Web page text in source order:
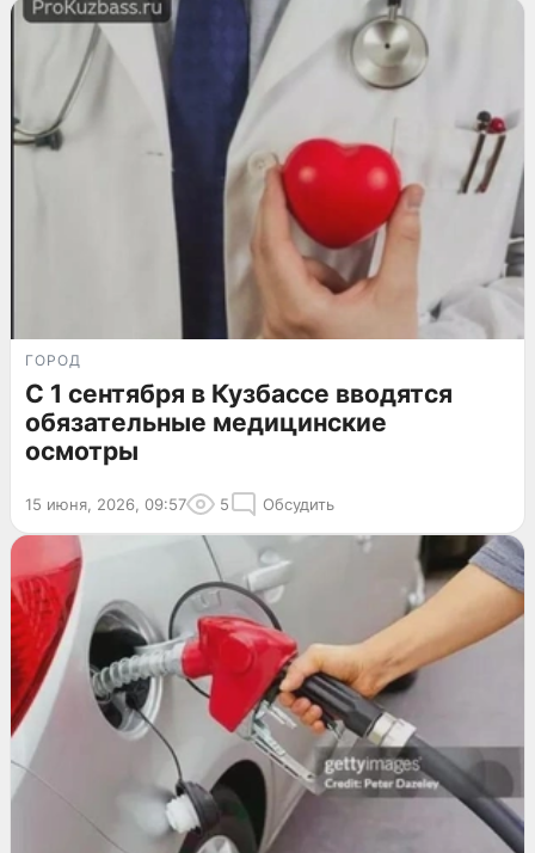
ГОРОД
С 1 сентября в Кузбассе вводятся
обязательные медицинские
осмотры
15 июня, 2026, 09:57 5 Обсудить